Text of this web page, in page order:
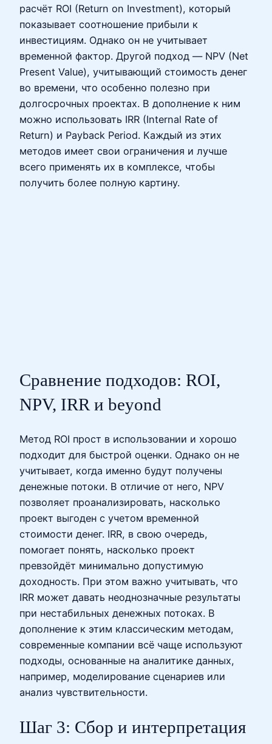
расчёт ROI (Return on Investment), который
показывает соотношение прибыли к
инвестициям. Однако он не учитывает
временной фактор. Другой подход — NPV (Net
Present Value), учитывающий стоимость денег
во времени, что особенно полезно при
долгосрочных проектах. В дополнение к ним
можно использовать IRR (Internal Rate of
Return) и Payback Period. Каждый из этих
методов имеет свои ограничения и лучше
всего применять их в комплексе, чтобы
получить более полную картину.
Сравнение подходов: ROI,
NPV, IRR и beyond
Метод ROI прост в использовании и хорошо
подходит для быстрой оценки. Однако он не
учитывает, когда именно будут получены
денежные потоки. В отличие от него, NPV
позволяет проанализировать, насколько
проект выгоден с учетом временной
стоимости денег. IRR, в свою очередь,
помогает понять, насколько проект
превзойдёт минимально допустимую
доходность. При этом важно учитывать, что
IRR может давать неоднозначные результаты
при нестабильных денежных потоках. В
дополнение к этим классическим методам,
современные компании всё чаще используют
подходы, основанные на аналитике данных,
например, моделирование сценариев или
анализ чувствительности.
Шаг 3: Сбор и интерпретация